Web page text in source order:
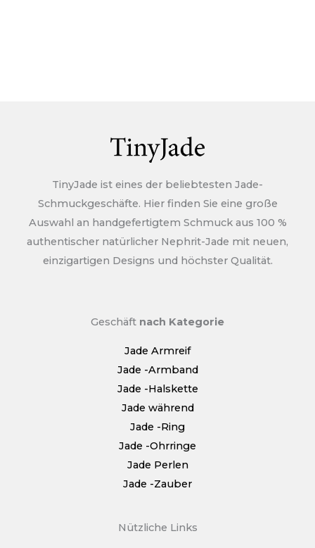
TinyJade ist eines der beliebtesten Jade-
Schmuckgeschäfte. Hier finden Sie eine große
Auswahl an handgefertigtem Schmuck aus 100 %
authentischer natürlicher Nephrit-Jade mit neuen,
einzigartigen Designs und höchster Qualität.
Geschäft nach Kategorie
Jade Armreif
Jade -Armband
Jade -Halskette
Jade während
Jade -Ring
Jade -Ohrringe
Jade Perlen
Jade -Zauber
Nützliche Links